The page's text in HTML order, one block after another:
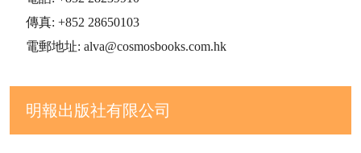
傳真: +852 28650103
電郵地址: alva@cosmosbooks.com.hk
明報出版社有限公司